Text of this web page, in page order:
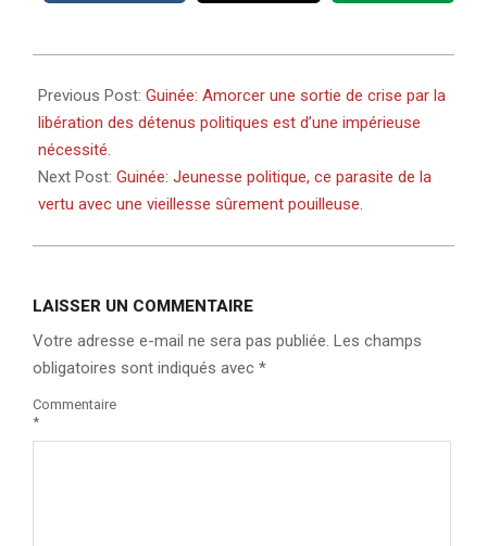
06-
08
Previous Post: Guinée: Amorcer une sortie de crise par la
libération des détenus politiques est d’une impérieuse
nécessité.
Next Post: Guinée: Jeunesse politique, ce parasite de la
vertu avec une vieillesse sûrement pouilleuse.
LAISSER UN COMMENTAIRE
Votre adresse e-mail ne sera pas publiée. Les champs
obligatoires sont indiqués avec *
Commentaire
*